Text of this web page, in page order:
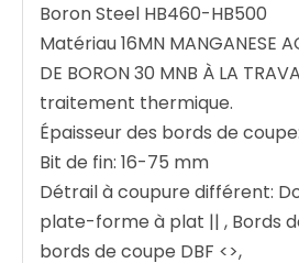
Boron Steel HB460-HB500
Matériau 16MN MANGANESE
DE BORON 30 MNB À LA
traitement thermique.
Épaisseur des bords de
Bit de fin: 16-75 mm
Détrail à coupure différent:
plate-forme à plat || , Bords
bords de coupe DBF <>,